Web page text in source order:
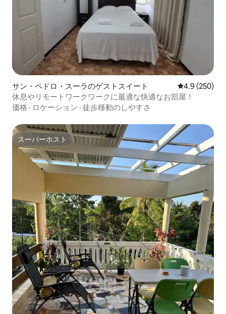
サン・ペドロ・スーラのゲストスイート レビュー250
4.9 (250)
休息やリモートワークワークに最適な快適なお部屋！
価格 · ロケーション · 徒歩移動のしやすさ
スーパーホスト
スーパーホスト